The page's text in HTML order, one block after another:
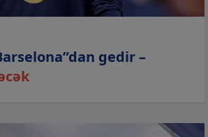
gedir –